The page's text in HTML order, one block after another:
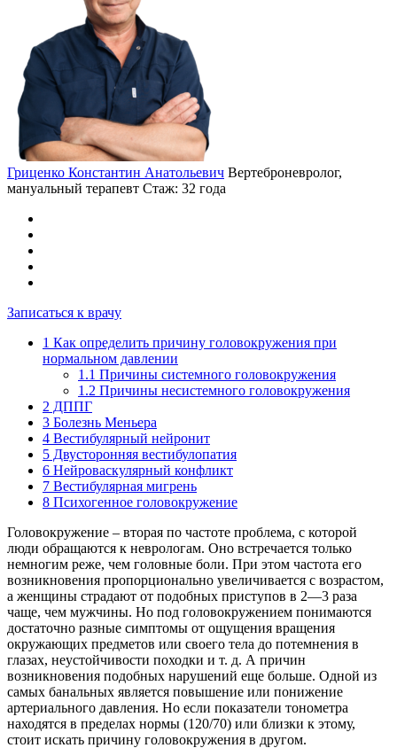
Гриценко Константин Анатольевич Вертеброневролог,
мануальный терапевт Стаж: 32 года
Записаться к врачу
1 Как определить причину головокружения при
нормальном давлении
1.1 Причины системного головокружения
1.2 Причины несистемного головокружения
2 ДППГ
3 Болезнь Меньера
4 Вестибулярный нейронит
5 Двусторонняя вестибулопатия
6 Нейроваскулярный конфликт
7 Вестибулярная мигрень
8 Психогенное головокружение
Головокружение – вторая по частоте проблема, с которой
люди обращаются к неврологам. Оно встречается только
немногим реже, чем головные боли. При этом частота его
возникновения пропорционально увеличивается с возрастом,
а женщины страдают от подобных приступов в 2—3 раза
чаще, чем мужчины. Но под головокружением понимаются
достаточно разные симптомы от ощущения вращения
окружающих предметов или своего тела до потемнения в
глазах, неустойчивости походки и т. д. А причин
возникновения подобных нарушений еще больше. Одной из
самых банальных является повышение или понижение
артериального давления. Но если показатели тонометра
находятся в пределах нормы (120/70) или близки к этому,
стоит искать причину головокружения в другом.